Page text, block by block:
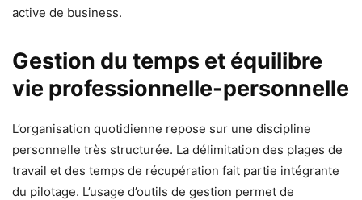
active de business.
Gestion du temps et équilibre
vie professionnelle-personnelle
L’organisation quotidienne repose sur une discipline
personnelle très structurée. La délimitation des plages de
travail et des temps de récupération fait partie intégrante
du pilotage. L’usage d’outils de gestion permet de